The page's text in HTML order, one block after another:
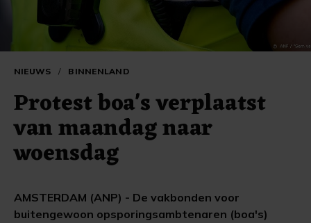
NIEUWS / BINNENLAND
Protest boa's verplaatst
van maandag naar
woensdag
AMSTERDAM (ANP) - De vakbonden voor
buitengewoon opsporingsambtenaren (boa's)